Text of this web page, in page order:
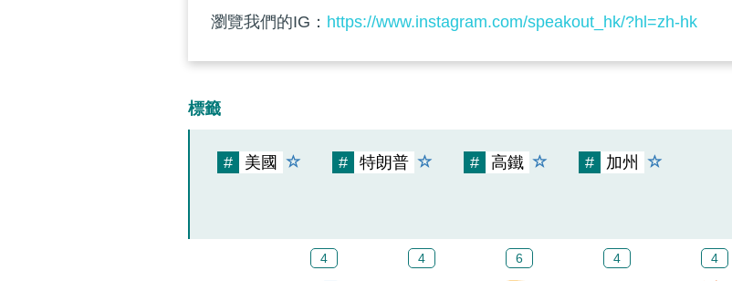
瀏覽我們的IG： https://www.instagram.com/speakout_hk/?hl=zh-hk
標籤
# 美國 # 特朗普 # 高鐵 # 加州
4 4 6 4 4